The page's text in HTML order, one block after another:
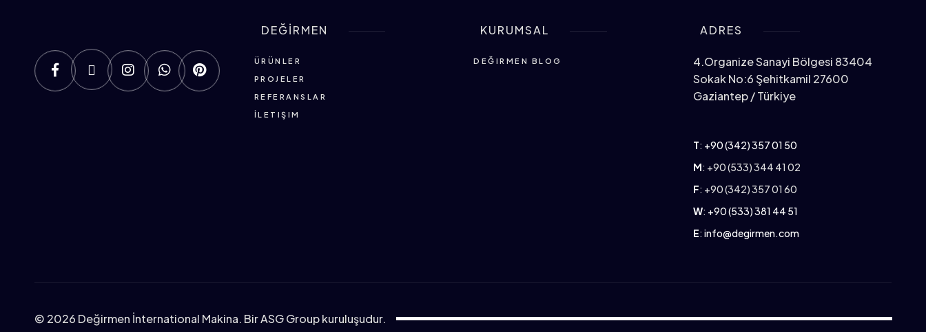
DEĞİRMEN
ÜRÜNLER
PROJELER
REFERANSLAR
İLETIŞIM
KURUMSAL
DEĞIRMEN BLOG
ADRES
4.Organize Sanayi Bölgesi 83404
Sokak No:6 Şehitkamil 27600
Gaziantep / Türkiye
T: +90 (342) 357 01 50
M: +90 (533) 344 41 02
F: +90 (342) 357 01 60
W: +90 (533) 381 44 51
E: info@degirmen.com
© 2026 Değirmen İnternational Makina. Bir ASG Group kuruluşudur.